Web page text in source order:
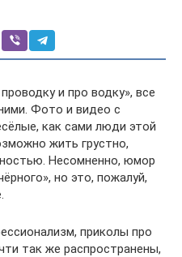
и про водку», все
Фото и видео с
как сами люди этой
жить грустно,
Несомненно, юмор
но это, пожалуй,
приколы про
так же распространены,